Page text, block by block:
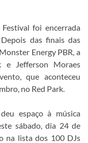
foi encerrada
das finais das
Energy PBR, a
Jefferson Moraes
que aconteceu
no Red Park.
espaço à música
sábado, dia 24 de
na lista dos 100 DJs